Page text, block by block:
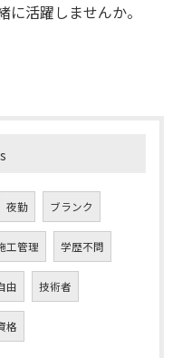
活躍しませんか。
夜勤 ブランク
工管理 学歴不問
由 技術者
格